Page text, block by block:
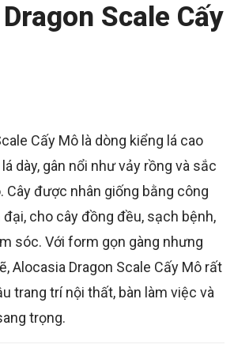
Scale Cấy
Cấy Mô là dòng kiểng lá cao
dày, gân nổi như vảy rồng và sắc
Cây được nhân giống bằng công
cho cây đồng đều, sạch bệnh,
sóc. Với form gọn gàng nhưng
Alocasia Dragon Scale Cấy Mô rất
trang trí nội thất, bàn làm việc và
trọng.